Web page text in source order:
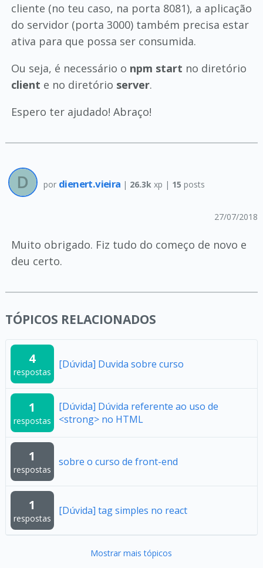
cliente (no teu caso, na porta 8081), a aplicação
do servidor (porta 3000) também precisa estar
ativa para que possa ser consumida.
Ou seja, é necessário o npm start no diretório
client e no diretório server.
Espero ter ajudado! Abraço!
por dienert.vieira | 26.3k xp | 15 posts
27/07/2018
Muito obrigado. Fiz tudo do começo de novo e
deu certo.
TÓPICOS RELACIONADOS
4
respostas
[Dúvida] Duvida sobre curso
1
respostas
[Dúvida] Dúvida referente ao uso de
<strong> no HTML
1
respostas
sobre o curso de front-end
1
respostas
[Dúvida] tag simples no react
Mostrar mais tópicos